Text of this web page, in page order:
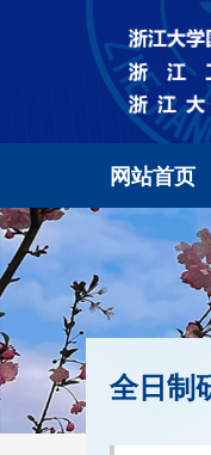
网站首页
全日制